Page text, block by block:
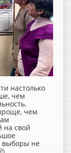
настолько
чем
чем
на свой
выборы не